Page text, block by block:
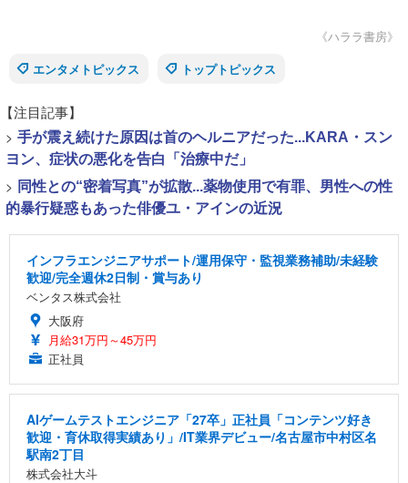
《ハララ書房》
エンタメトピックス
トップトピックス
【注目記事】
> 手が震え続けた原因は首のヘルニアだった...KARA・スン
ヨン、症状の悪化を告白「治療中だ」
> 同性との“密着写真”が拡散...薬物使用で有罪、男性への性
的暴行疑惑もあった俳優ユ・アインの近況
インフラエンジニアサポート/運用保守・監視業務補助/未経験
歓迎/完全週休2日制・賞与あり
ベンタス株式会社
大阪府
月給31万円～45万円
正社員
AIゲームテストエンジニア「27卒」正社員「コンテンツ好き
歓迎・育休取得実績あり」/IT業界デビュー/名古屋市中村区名
駅南2丁目
株式会社大斗